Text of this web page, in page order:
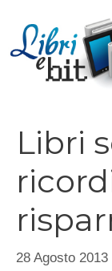
contenuto
Libri
28 Agosto 2013